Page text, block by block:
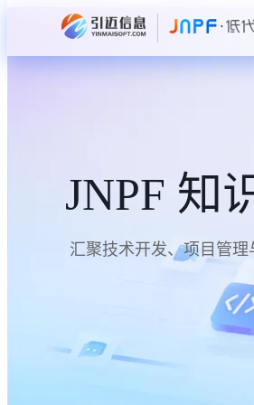
JNPF 知
汇聚技术开发、项目管